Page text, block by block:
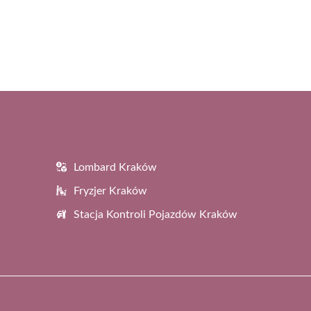
Lombard Kraków
Fryzjer Kraków
Stacja Kontroli Pojazdów Kraków